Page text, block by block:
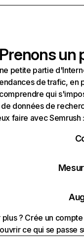
un
petite partie
de trafic, en
qui
données de
faire avec Semrush
plus ? Crée un
ce qui se passe